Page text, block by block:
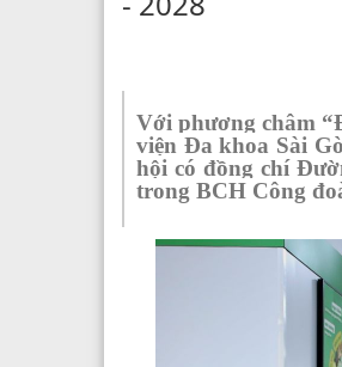
Với phương châm
viện Đa khoa Sài
hội có đồng chí
trong BCH Công